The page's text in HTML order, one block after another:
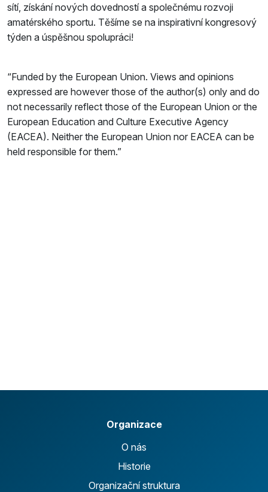
sítí, získání nových dovedností a společnému rozvoji
amatérského sportu. Těšíme se na inspirativní kongresový
týden a úspěšnou spolupráci!
“Funded by the European Union. Views and opinions
expressed are however those of the author(s) only and do
not necessarily reflect those of the European Union or the
European Education and Culture Executive Agency
(EACEA). Neither the European Union nor EACEA can be
held responsible for them.”
Organizace
O nás
Historie
Organizační struktura